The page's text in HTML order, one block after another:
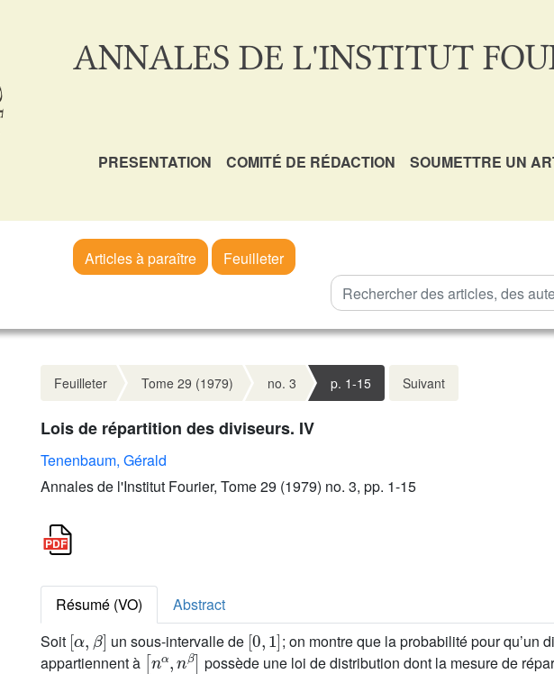
ANNALES DE L'INSTITUT
PRESENTATION COMITÉ DE RÉDACTION SOUMETTRE UN
Articles à paraître
Feuilleter
Feuilleter Tome 29 (1979) no. 3 p. 1-15 Suivant
Lois de répartition des diviseurs. IV
Tenenbaum, Gérald
Annales de l'Institut Fourier, Tome 29 (1979) no. 3, pp. 1-15
Résumé (VO)
Abstract
Soit
un sous-intervalle de
[0,1]
; on montre que la probabilité pour qu’un
appartiennent à
[nα,nβ]
possède une loi de distribution dont la mesure de